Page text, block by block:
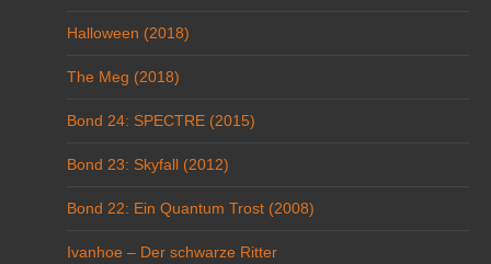
Halloween (2018)
The Meg (2018)
Bond 24: SPECTRE (2015)
Bond 23: Skyfall (2012)
Bond 22: Ein Quantum Trost (2008)
Ivanhoe – Der schwarze Ritter